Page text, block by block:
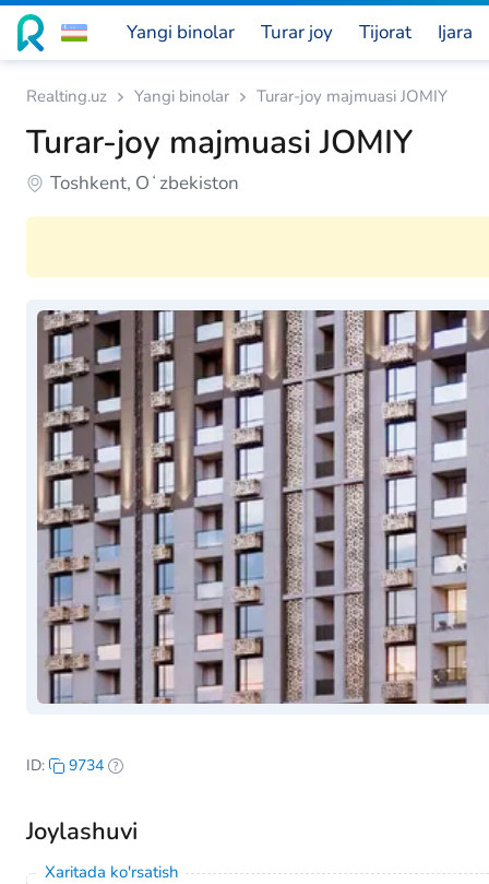
Yangi binolar Turar joy Tijorat Ijara
Realting.uz Yangi binolar Turar-joy majmuasi JOMIY
Turar-joy majmuasi JOMIY
Toshkent, Oʻzbekiston
ID: 9734
Joylashuvi
Xaritada ko'rsatish